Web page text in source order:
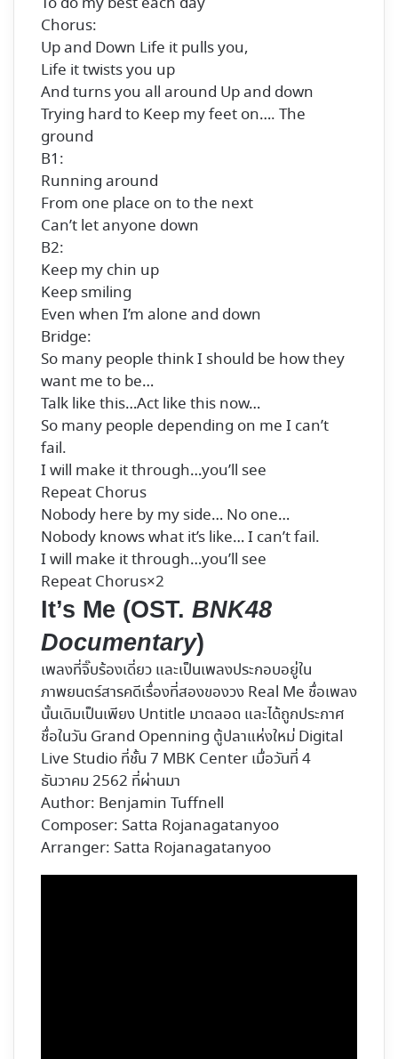
Chorus:
Up and Down Life it pulls you,
Life it twists you up
And turns you all around Up and down
Trying hard to Keep my feet on…. The
ground
B1:
Running around
From one place on to the next
Can’t let anyone down
B2:
Keep my chin up
Keep smiling
Even when I’m alone and down
Bridge:
So many people think I should be how they
want me to be…
Talk like this…Act like this now…
So many people depending on me I can’t
fail.
I will make it through…you’ll see
Repeat Chorus
Nobody here by my side… No one…
Nobody knows what it’s like… I can’t fail.
I will make it through…you’ll see
Repeat Chorus×2
It’s Me (OST. BNK48
Documentary)
เพลงที่จิ๊บร้องเดี่ยว และเป็นเพลงประกอบอยู่ใน
ภาพยนตร์สารคดีเรื่องที่สองของวง Real Me ชื่อเพลง
นั้นเดิมเป็นเพียง Untitle มาตลอด และได้ถูกประกาศ
ชื่อในวัน Grand Openning ตู้ปลาแห่งใหม่ Digital
Live Studio ที่ชั้น 7 MBK Center เมื่อวันที่ 4
ธันวาคม 2562 ที่ผ่านมา
Author: Benjamin Tuffnell
Composer: Satta Rojanagatanyoo
Arranger: Satta Rojanagatanyoo